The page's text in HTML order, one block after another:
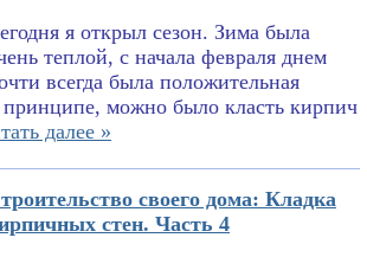
я открыл сезон. Зима была
теплой, с начала февраля днем
всегда была положительная
принципе, можно было класть кирпич
далее »
своего дома: Кладка
стен. Часть 4